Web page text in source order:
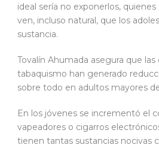
ideal sería no exponerlos,
ven, incluso natural, que los
sustancia.
Tovalín Ahumada asegura que
tabaquismo han generado
sobre todo en adultos mayores
En los jóvenes se incrementó el
vapeadores o cigarros
tienen tantas sustancias nocivas